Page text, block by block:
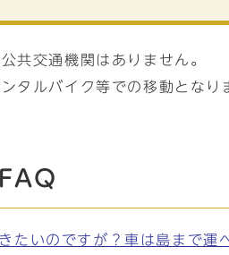
共交通機関はありません。
タルバイク等での移動となり
たいのですが？車は島まで運